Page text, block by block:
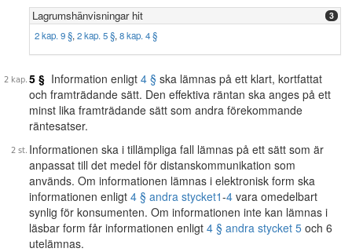
Lagrumshänvisningar hit 3
2 kap. 9 §, 2 kap. 5 §, 8 kap. 4 §
5 § Information enligt 4 § ska lämnas på ett klart, kortfattat
och framträdande sätt. Den effektiva räntan ska anges på ett
minst lika framträdande sätt som andra förekommande
räntesatser.
Informationen ska i tillämpliga fall lämnas på ett sätt som är
anpassat till det medel för distanskommunikation som
används. Om informationen lämnas i elektronisk form ska
informationen enligt 4 § andra stycket1-4 vara omedelbart
synlig för konsumenten. Om informationen inte kan lämnas i
läsbar form får informationen enligt 4 § andra stycket 5 och 6
utelämnas.